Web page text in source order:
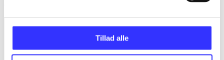
Tillad alle